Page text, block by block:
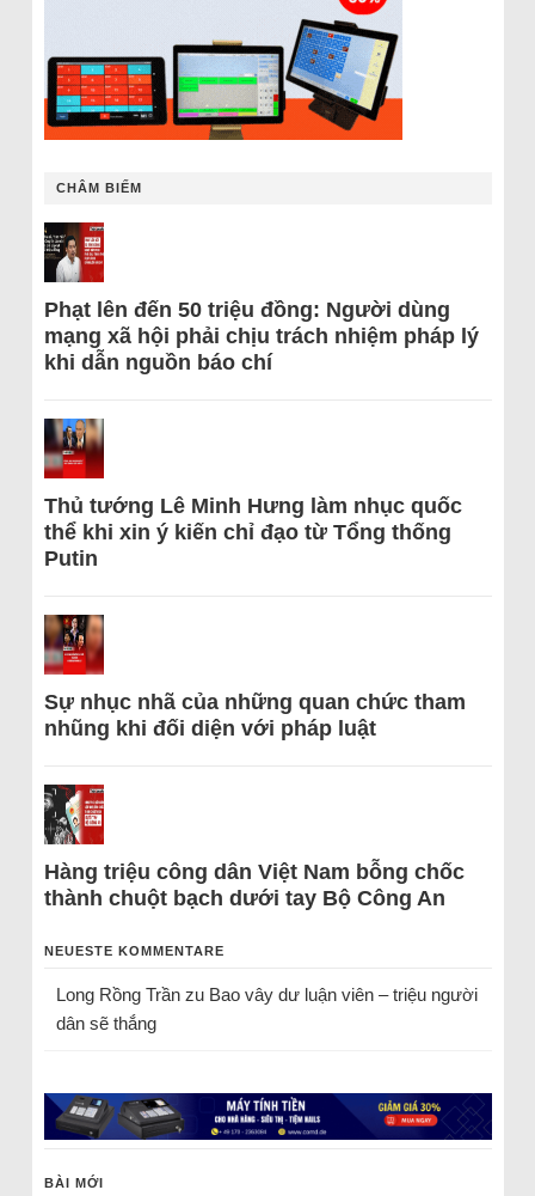
CHÂM BIẾM
Phạt lên đến 50 triệu đồng: Người dùng
mạng xã hội phải chịu trách nhiệm pháp lý
khi dẫn nguồn báo chí
Thủ tướng Lê Minh Hưng làm nhục quốc
thể khi xin ý kiến chỉ đạo từ Tổng thống
Putin
Sự nhục nhã của những quan chức tham
nhũng khi đối diện với pháp luật
Hàng triệu công dân Việt Nam bỗng chốc
thành chuột bạch dưới tay Bộ Công An
NEUESTE KOMMENTARE
Long Rồng Trầnzu Bao vây dư luận viên – triệu người
dân sẽ thắng
BÀI MỚI